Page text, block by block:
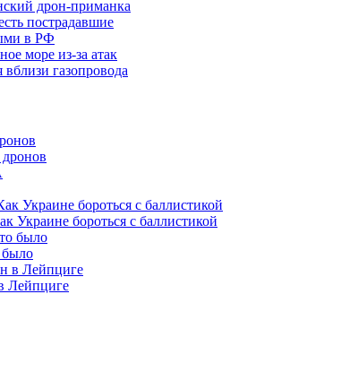
дрон-приманка
пострадавшие
в РФ
море из-за атак
газопровода
Украине бороться с баллистикой
было
Лейпциге